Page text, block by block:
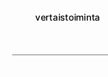
vertaistoiminta